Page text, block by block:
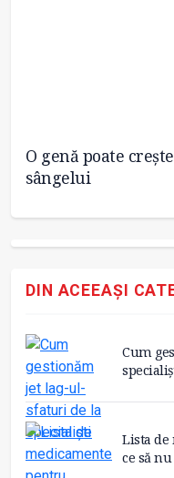
O genă poate
sângelui
DIN ACEEAȘI
Cum
Lista de
ce să